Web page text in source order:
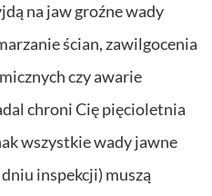
na jaw groźne wady
ścian, zawilgocenia
czy awarie
chroni Cię pięcioletnia
wszystkie wady jawne
inspekcji) muszą